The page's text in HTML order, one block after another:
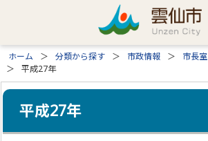
ホーム 分類から探す 市政情報 市長室
平成27年
平成27年